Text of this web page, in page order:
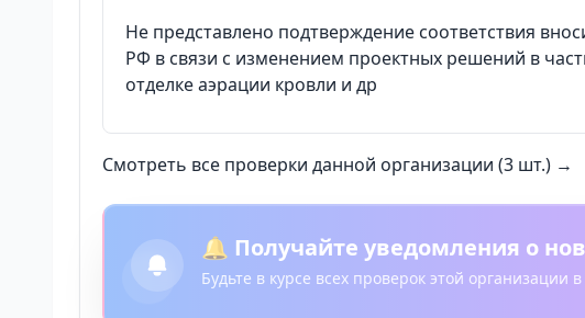
Не представлено подтверждение соответствия
РФ в связи с изменением проектных решений в
отделке аэрации кровли и др
Смотреть все проверки данной организации (3 шт.) →
🔔 Получайте уведомления о
Будьте в курсе всех проверок этой организации